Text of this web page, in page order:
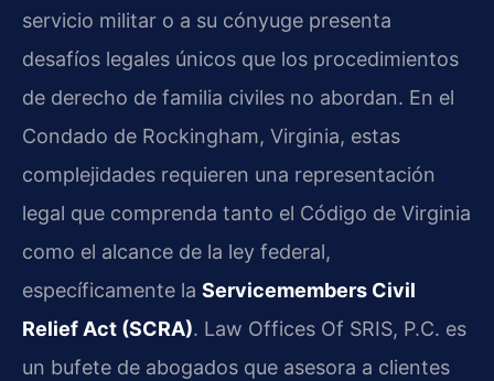
servicio militar o a su cónyuge presenta
desafíos legales únicos que los procedimientos
de derecho de familia civiles no abordan. En el
Condado de Rockingham, Virginia, estas
complejidades requieren una representación
legal que comprenda tanto el Código de Virginia
como el alcance de la ley federal,
específicamente la Servicemembers Civil
Relief Act (SCRA). Law Offices Of SRIS, P.C. es
un bufete de abogados que asesora a clientes